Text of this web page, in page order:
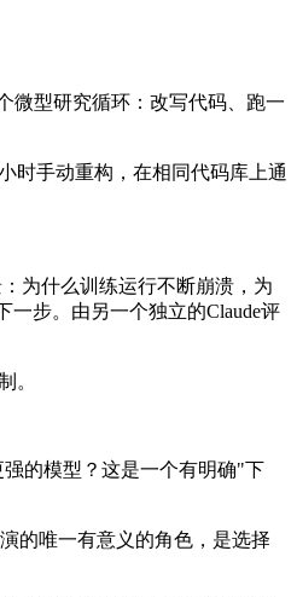
微型研究循环：改写代码、跑一
时手动重构，在相同代码库上通
为什么训练运行不断崩溃，为
步。由另一个独立的Claude评
。
的模型？这是一个有明确"下
的唯一有意义的角色，是选择